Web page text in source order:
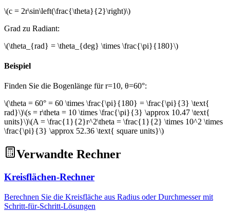
\(c = 2r\sin\left(\frac{\theta}{2}\right)\)
Grad zu Radiant:
\(\theta_{rad} = \theta_{deg} \times \frac{\pi}{180}\)
Beispiel
Finden Sie die Bogenlänge für r=10, θ=60°:
\(\theta = 60° = 60 \times \frac{\pi}{180} = \frac{\pi}{3} \text{
rad}\)\(s = r\theta = 10 \times \frac{\pi}{3} \approx 10.47 \text{
units}\)\(A = \frac{1}{2}r^2\theta = \frac{1}{2} \times 10^2 \times
\frac{\pi}{3} \approx 52.36 \text{ square units}\)
Verwandte Rechner
Kreisflächen-Rechner
Berechnen Sie die Kreisfläche aus Radius oder Durchmesser mit
Schritt-für-Schritt-Lösungen